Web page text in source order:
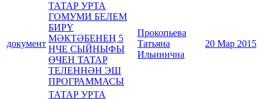
документ
ТАТАР УРТА
ГОМУМИ БЕЛЕМ
БИРҮ
МӘКТӘБЕНЕҢ 5
НЧЕ СЫЙНЫФЫ
ӨЧЕН ТАТАР
ТЕЛЕННӘН ЭШ
ПРОГРАММАСЫ
Прокопьева
Татьяна
Ильинична
20 Мар 2015
ТАТАР УРТА